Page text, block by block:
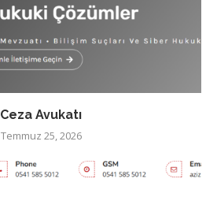
Ceza Avukatı
Temmuz 25, 2026